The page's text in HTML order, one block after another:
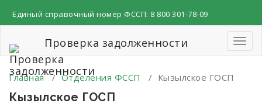
содержимому
Единый справочный номер ФССП: 8 800 301-78-09
Проверка задолженности
Главная/Отделения ФССП / Кызылское ГОСП
Кызылское ГОСП